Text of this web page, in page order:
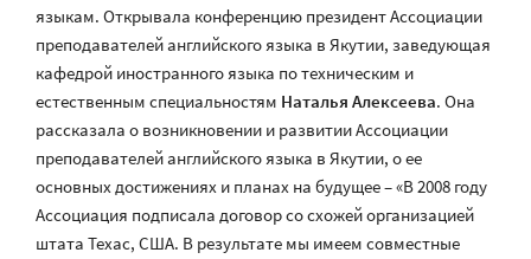
языкам. Открывала конференцию президент Ассоциации
преподавателей английского языка в Якутии, заведующая
кафедрой иностранного языка по техническим и
естественным специальностям Наталья Алексеева. Она
рассказала о возникновении и развитии Ассоциации
преподавателей английского языка в Якутии, о ее
основных достижениях и планах на будущее – «В 2008 году
Ассоциация подписала договор со схожей организацией
штата Техас, США. В результате мы имеем совместные